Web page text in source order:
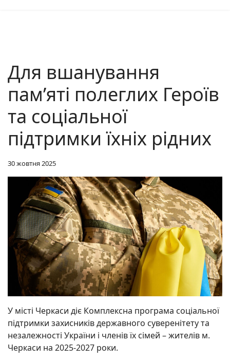
Для вшанування
пам’яті полеглих Героїв
та соціальної
підтримки їхніх рідних
30 жовтня 2025
У місті Черкаси діє Комплексна програма соціальної
підтримки захисників державного суверенітету та
незалежності України і членів їх сімей – жителів м.
Черкаси на 2025-2027 роки.